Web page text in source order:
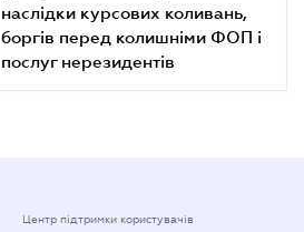
наслідки курсових коливань,
боргів перед колишніми ФОП і
послуг нерезидентів
Центр підтримки користувачів